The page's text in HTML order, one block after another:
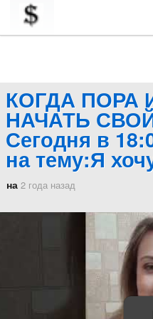
КОГДА ПОРА
НАЧАТЬ СВОЙ
Сегодня в
на тему:Я
на 2 года назад